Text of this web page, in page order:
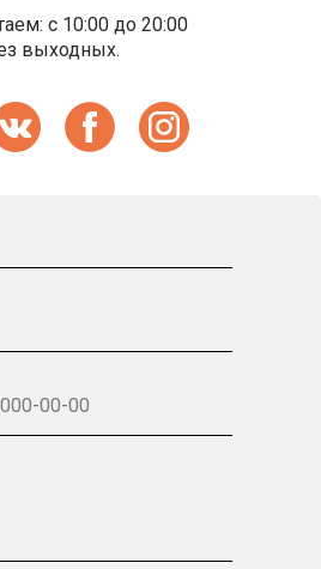
с 10:00 до 20:00
выходных.